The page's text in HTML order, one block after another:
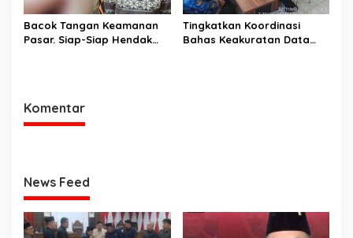
Bacok Tangan Keamanan
Pasar. Siap-Siap Hendak
Tingkatkan Koordinasi
Bahas Keakuratan Data
Komentar
News Feed